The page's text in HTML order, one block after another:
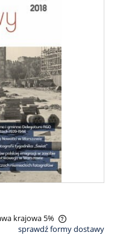
krajowa 5%
płatności
sprawdź formy dostawy